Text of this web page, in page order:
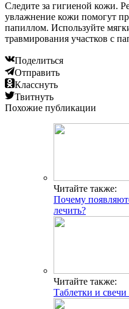
Следите за гигиеной кожи.
увлажнение кожи помогут
папиллом. Используйте
травмирования участков с
Поделиться
Отправить
Класснуть
Твитнуть
Похожие публикации
Читайте также:
Почему
лечить?
Читайте также:
Таблетки и